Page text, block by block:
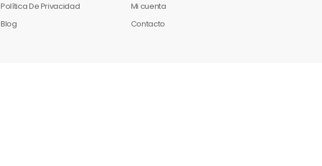
Política De Privacidad
Blog
Mi cuenta
Contacto